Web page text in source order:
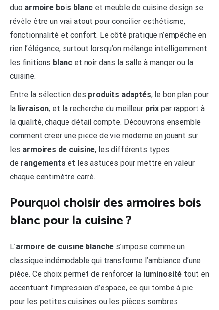
duo armoire bois blanc et meuble de cuisine design se
révèle être un vrai atout pour concilier esthétisme,
fonctionnalité et confort. Le côté pratique n’empêche en
rien l’élégance, surtout lorsqu’on mélange intelligemment
les finitions blanc et noir dans la salle à manger ou la
cuisine.
Entre la sélection des produits adaptés, le bon plan pour
la livraison, et la recherche du meilleur prix par rapport à
la qualité, chaque détail compte. Découvrons ensemble
comment créer une pièce de vie moderne en jouant sur
les armoires de cuisine, les différents types
de rangements et les astuces pour mettre en valeur
chaque centimètre carré.
Pourquoi choisir des armoires bois
blanc pour la cuisine ?
L’armoire de cuisine blanche s’impose comme un
classique indémodable qui transforme l’ambiance d’une
pièce. Ce choix permet de renforcer la luminosité tout en
accentuant l’impression d’espace, ce qui tombe à pic
pour les petites cuisines ou les pièces sombres